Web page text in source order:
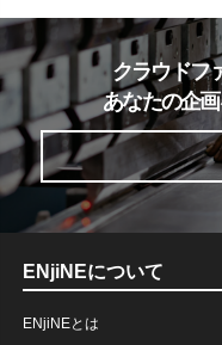
クラウドフ
あなたの企
ENjiNEについて
ENjiNEとは